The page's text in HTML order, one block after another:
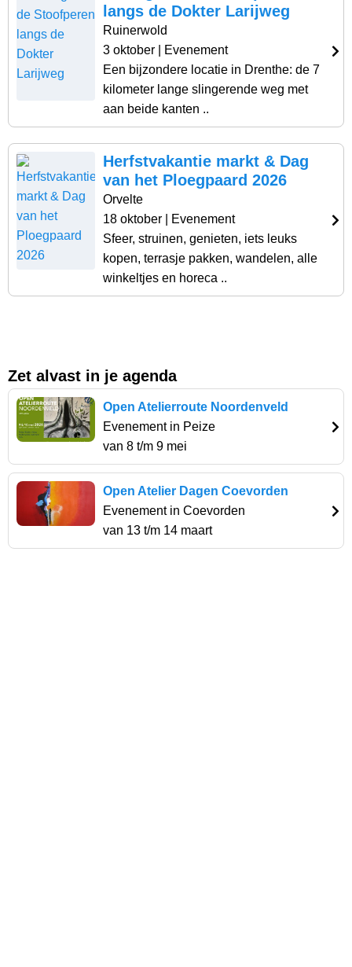
langs de Dokter Larijweg
Ruinerwold
3 oktober | Evenement
Een bijzondere locatie in Drenthe: de 7
kilometer lange slingerende weg met
aan beide kanten ..
Herfstvakantie markt & Dag
van het Ploegpaard 2026
Orvelte
18 oktober | Evenement
Sfeer, struinen, genieten, iets leuks
kopen, terrasje pakken, wandelen, alle
winkeltjes en horeca ..
Zet alvast in je agenda
Open Atelierroute Noordenveld
Evenement in Peize
van 8 t/m 9 mei
Open Atelier Dagen Coevorden
Evenement in Coevorden
van 13 t/m 14 maart